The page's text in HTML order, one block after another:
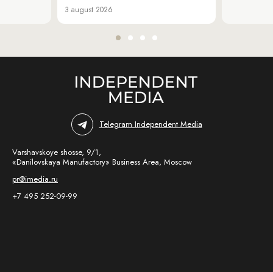
3 august 2026
Telegram Independent Media
Varshavskoye shosse, 9/1,
«Danilovskaya Manufactory» Business Area, Moscow
pr@imedia.ru
+7 495 252-09-99